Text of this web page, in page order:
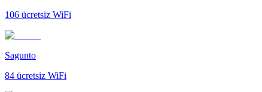
106 ücretsiz WiFi
Sagunto
84 ücretsiz WiFi